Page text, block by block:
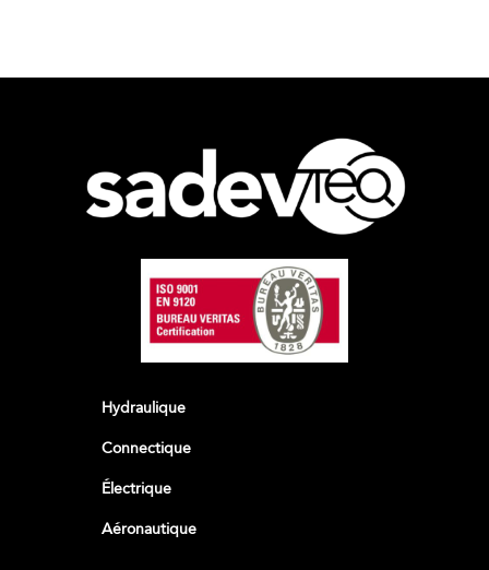
Hydraulique
Connectique
Électrique
Aéronautique